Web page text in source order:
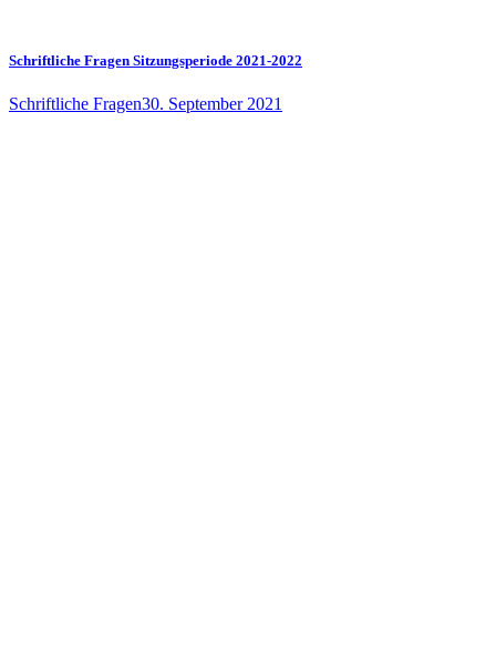
Schriftliche Fragen Sitzungsperiode 2021-2022
Schriftliche Fragen30. September 2021